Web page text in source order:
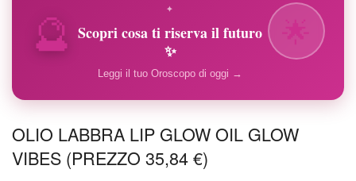
🔮 ✦
Scopri cosa ti riserva il futuro
✨
Leggi il tuo Oroscopo di oggi →
OLIO LABBRA LIP GLOW OIL GLOW
VIBES (PREZZO 35,84 €)